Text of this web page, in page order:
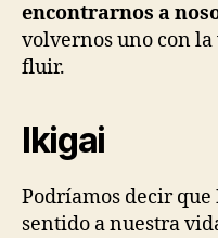
encontrarnos a
volvernos uno con
fluir.
Ikigai
Podríamos decir que
sentido a nuestra